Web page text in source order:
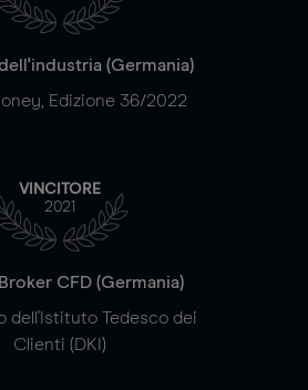
(Germania)
Edizione 36/2022
VINCITORE
2021
CFD (Germania)
dell'Istituto Tedesco dei
Clienti (DKI)